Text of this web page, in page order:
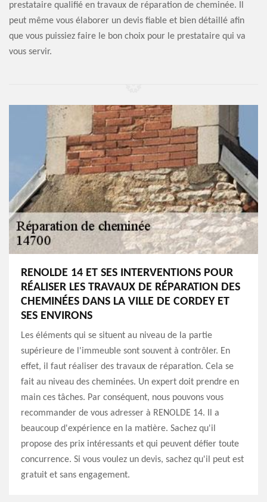
prestataire qualifié en travaux de réparation de cheminée. Il
peut même vous élaborer un devis fiable et bien détaillé afin
que vous puissiez faire le bon choix pour le prestataire qui va
vous servir.
RENOLDE 14 ET SES INTERVENTIONS POUR
RÉALISER LES TRAVAUX DE RÉPARATION DES
CHEMINÉES DANS LA VILLE DE CORDEY ET
SES ENVIRONS
Les éléments qui se situent au niveau de la partie
supérieure de l'immeuble sont souvent à contrôler. En
effet, il faut réaliser des travaux de réparation. Cela se
fait au niveau des cheminées. Un expert doit prendre en
main ces tâches. Par conséquent, nous pouvons vous
recommander de vous adresser à RENOLDE 14. Il a
beaucoup d'expérience en la matière. Sachez qu'il
propose des prix intéressants et qui peuvent défier toute
concurrence. Si vous voulez un devis, sachez qu'il peut est
gratuit et sans engagement.